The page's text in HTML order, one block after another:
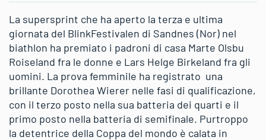
La supersprint che ha aperto la terza e ultima
giornata del BlinkFestivalen di Sandnes (Nor) nel
biathlon ha premiato i padroni di casa Marte Olsbu
Roiseland fra le donne e Lars Helge Birkeland fra gli
uomini. La prova femminile ha registrato una
brillante Dorothea Wierer nelle fasi di qualificazione,
con il terzo posto nella sua batteria dei quarti e il
primo posto nella batteria di semifinale. Purtroppo
la detentrice della Coppa del mondo è calata in